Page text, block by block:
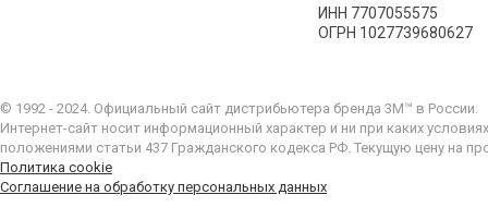
ИНН 7707055575
ОГРН 1027739680627
© 1992 - 2024. Официальный сайт дистрибьютера бренда 3M™ в России.
Интернет-сайт носит информационный характер и ни при каких
положениями статьи 437 Гражданского кодекса РФ. Текущую цену на
Политика cookie
Соглашение на обработку персональных данных